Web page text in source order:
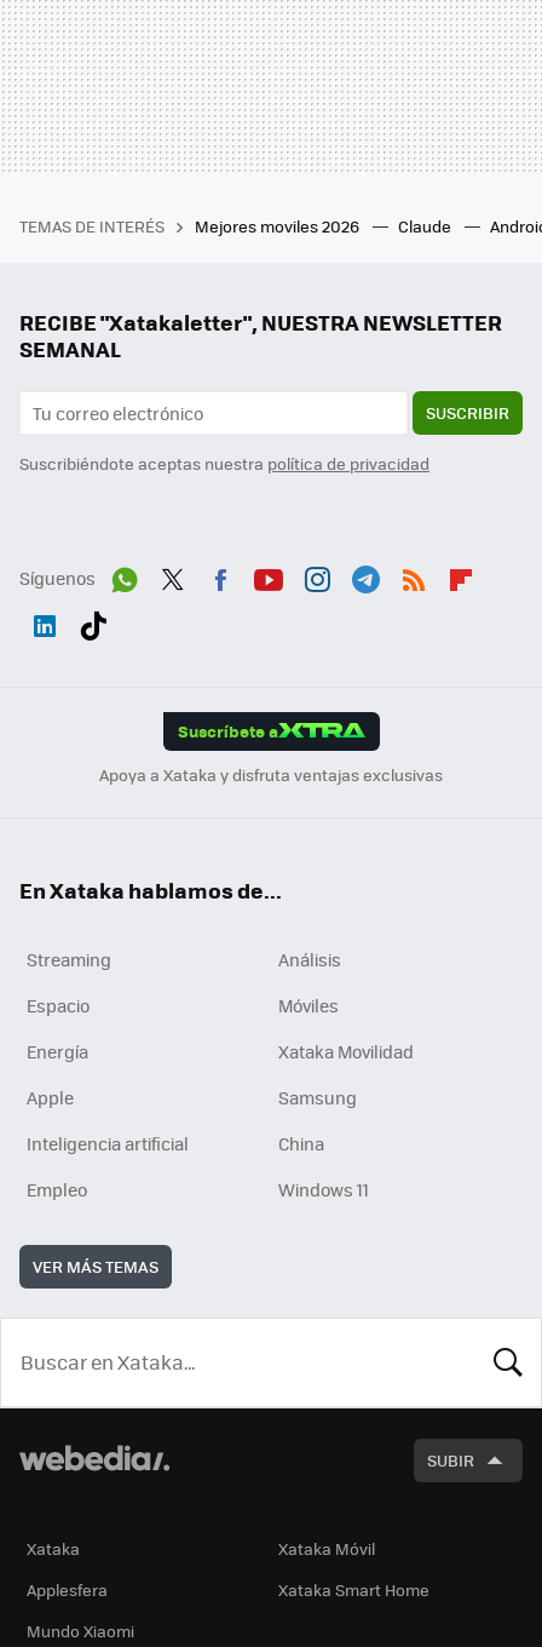
TEMAS DE INTERÉS Mejores moviles 2026 Claude
RECIBE "Xatakaletter", NUESTRA NEWSLETTER
SEMANAL
SUSCRIBIR
Suscribiéndote aceptas nuestra política de privacidad
Síguenos
Suscríbete a
Apoya a Xataka y disfruta ventajas exclusivas
En Xataka hablamos de...
Streaming
Análisis
Espacio
Móviles
Energía
Xataka Movilidad
Apple
Samsung
Inteligencia artificial
China
Empleo
Windows 11
VER MÁS TEMAS
SUBIR
Xataka
Xataka Móvil
Applesfera
Xataka Smart Home
Mundo Xiaomi